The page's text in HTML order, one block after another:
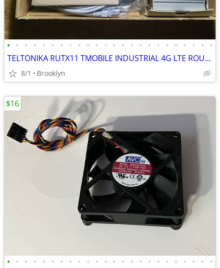
• • • • • • • • • • • • • • • • • • • • • • • •
TELTONIKA RUTX11 TMOBILE INDUSTRIAL 4G LTE ROUTER VPN WiFi 5 802.11AC
8/1 Brooklyn
• • • • • • • • • • • • • • • • • • • • • • • •
$16